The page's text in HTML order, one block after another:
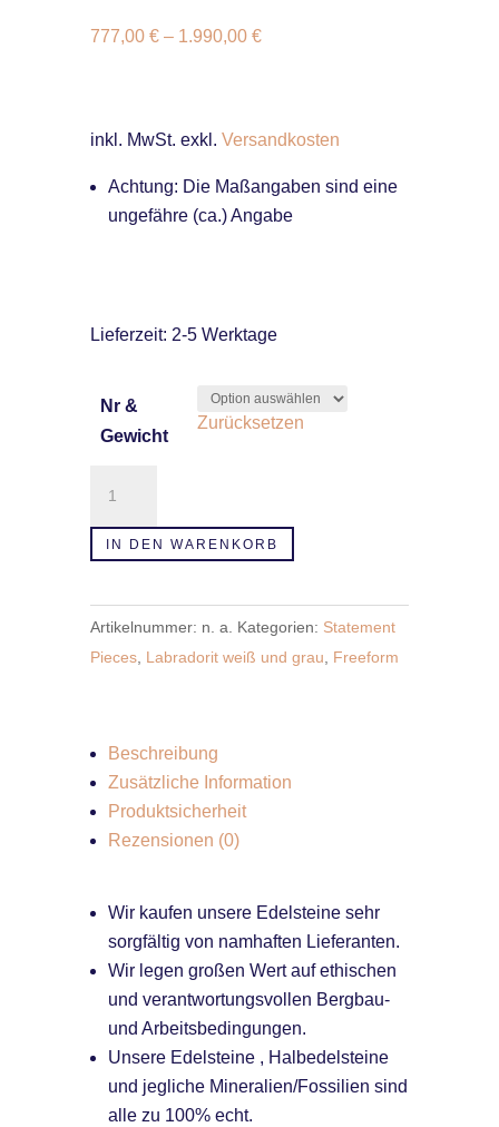
777,00 €– 1.990,00 €
inkl. MwSt. exkl. Versandkosten
Achtung: Die Maßangaben sind eine
ungefähre (ca.) Angabe
Lieferzeit: 2-5 Werktage
Nr &
Gewicht
Zurücksetzen
Menge
IN DEN WARENKORB
Artikelnummer: n. a. Kategorien: Statement
Pieces, Labradorit weiß und grau Freeform
Beschreibung
Zusätzliche Information
Produktsicherheit
Rezensionen (0)
Wir kaufen unsere Edelsteine sehr
sorgfältig von namhaften Lieferanten.
Wir legen großen Wert auf ethischen
und verantwortungsvollen Bergbau-
und Arbeitsbedingungen.
Unsere Edelsteine , Halbedelsteine
und jegliche Mineralien/Fossilien sind
alle zu 100% echt.